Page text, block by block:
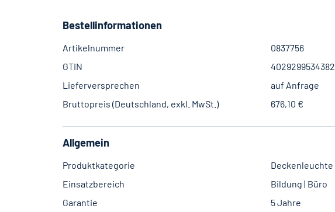
Bestellinformationen
Artikelnummer
0837756
GTIN
4029299534382
Lieferversprechen
auf Anfrage
Bruttopreis (Deutschland, exkl. MwSt.)
676,10 €
Allgemein
Produktkategorie
Deckenleuchte
Einsatzbereich
Bildung | Büro
Garantie
5 Jahre